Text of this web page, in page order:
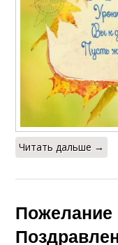
Читать дальше →
Пожелание